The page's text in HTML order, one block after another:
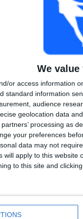
We
or access information
standard information
audience
geolocation data
processing as
your preferences
data may not
will apply to this
to this site and
Rangliste der Teams
Cibao
Cavalier SC
Moca
Defence Force
13
SV Robinhood
12
Gesamtes Ranking
Rangliste der Teams
Cibao